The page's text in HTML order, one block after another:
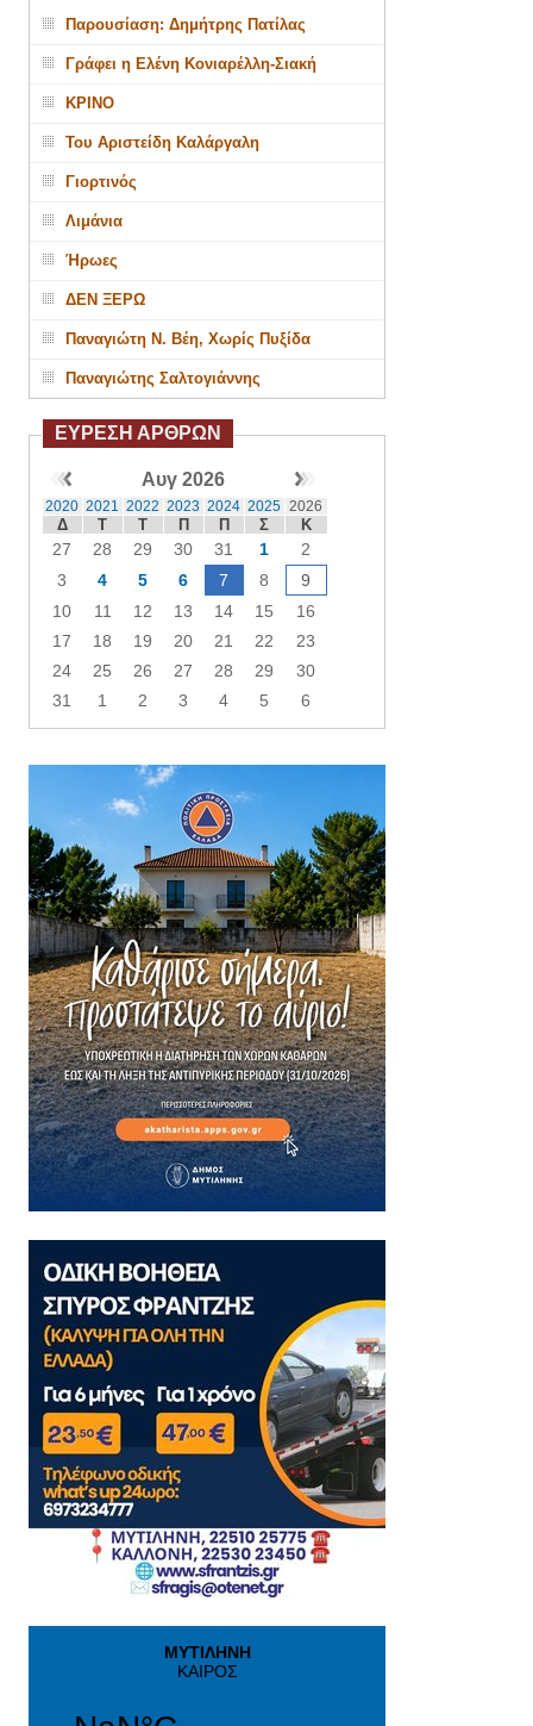
Παρουσίαση: Δημήτρης Πατίλας
Γράφει η Ελένη Κονιαρέλλη-Σιακή
ΚΡΙΝΟ
Του Αριστείδη Καλάργαλη
Γιορτινός
Λιμάνια
Ήρωες
ΔΕΝ ΞΕΡΩ
Παναγιώτη Ν. Βέη, Χωρίς Πυξίδα
Παναγιώτης Σαλτογιάννης
ΕΥΡΕΣΗ ΑΡΘΡΩΝ
Αυγ 2026
2020 2021 2022 2023 2024 2025 2026
Δ Τ Τ Π Π Σ Κ
27 28 29 30 31 1
2
3
4 5 6 7 8
9
10
11 12 13 14 15
16
17
18 19 20 21 22
23
24
25 26 27 28 29
30
31
1 2 3 4 5 6